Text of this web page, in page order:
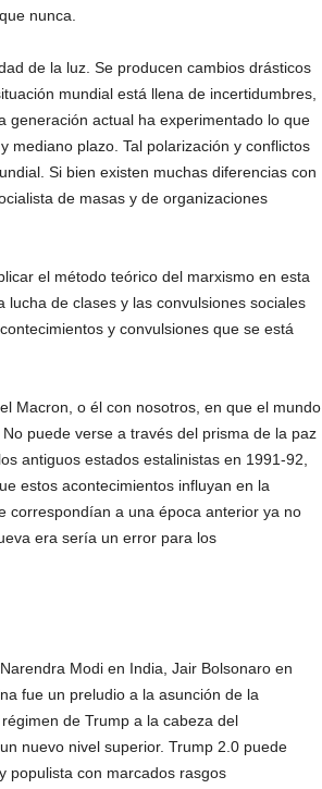
nunca.
de la luz. Se producen cambios drásticos
mundial está llena de incertidumbres,
generación actual ha experimentado lo que
mediano plazo. Tal polarización y conflictos
Si bien existen muchas diferencias con
de masas y de organizaciones
el método teórico del marxismo en esta
de clases y las convulsiones sociales
y convulsiones que se está
Macron, o él con nosotros, en que el mundo
puede verse a través del prisma de la paz
antiguos estados estalinistas en 1991-92,
estos acontecimientos influyan en la
correspondían a una época anterior ya no
era sería un error para los
Modi en India, Jair Bolsonaro en
fue un preludio a la asunción de la
de Trump a la cabeza del
nuevo nivel superior. Trump 2.0 puede
populista con marcados rasgos